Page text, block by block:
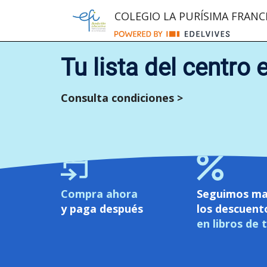
COLEGIO LA PURÍSIMA
Tu lista del centro
Consulta condiciones >
Compra ahora
y paga después
Seguimos
los
en libros de